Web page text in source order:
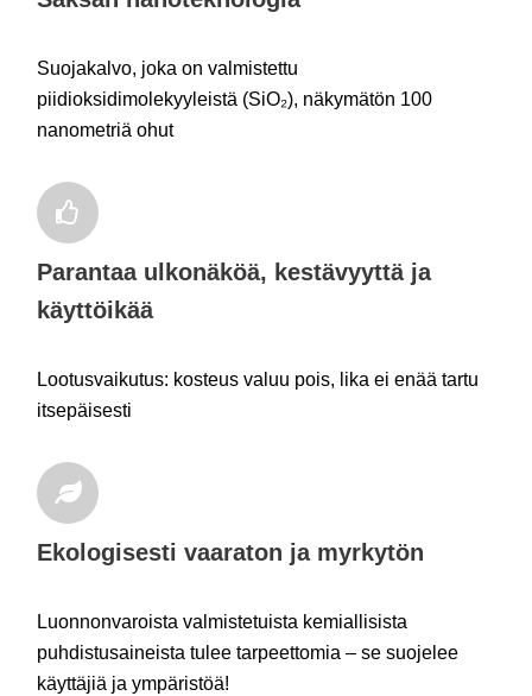
Suojakalvo, joka on valmistettu
piidioksidimolekyyleistä (SiO₂), näkymätön 100
nanometriä ohut
Parantaa ulkonäköä, kestävyyttä ja
käyttöikää
Lootusvaikutus: kosteus valuu pois, lika ei enää tartu
itsepäisesti
Ekologisesti vaaraton ja myrkytön
Luonnonvaroista valmistetuista kemiallisista
puhdistusaineista tulee tarpeettomia – se suojelee
käyttäjiä ja ympäristöä!